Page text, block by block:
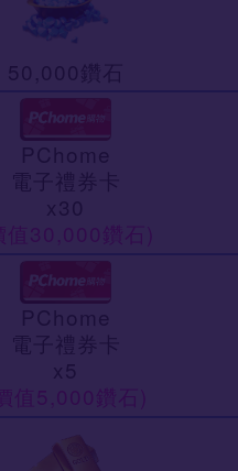
50,000鑽石
PChome
電子禮券卡
x30
值30,000鑽石)
PChome
電子禮券卡
x5
值5,000鑽石)